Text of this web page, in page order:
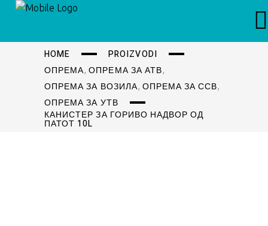
HOME
PROIZVODI
ОПРЕМА,ОПРЕМА ЗА АТВ,
ОПРЕМА ЗА ВОЗИЛА, ОПРЕМА ЗА ССВ,
ОПРЕМА ЗА УТВ
КАНИСТЕР ЗА ГОРИВО НАДВОР ОД
ПАТОТ 10L